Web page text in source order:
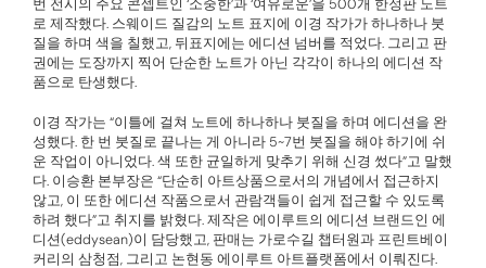
번 전시의 주요 콘셉트인 ‘소중한’과 ‘여유로운’을 500개 한정판 노트
로 제작했다. 스웨이드 질감의 노트 표지에 이경 작가가 하나하나 붓
질을 하며 색을 칠했고, 뒤표지에는 에디션 넘버를 적었다. 그리고 판
권에는 도장까지 찍어 단순한 노트가 아닌 각각이 하나의 에디션 작
품으로 탄생했다.
이경 작가는 “이틀에 걸쳐 노트에 하나하나 붓질을 하며 에디션을 완
성했다. 한 번 붓질로 끝나는 게 아니라 5~7번 붓질을 해야 하기에 쉬
운 작업이 아니었다. 색 또한 균일하게 맞추기 위해 신경 썼다”고 말했
다. 이승환 본부장은 “단순히 아트상품으로서의 개념에서 접근하지
않고, 이 또한 에디션 작품으로서 관람객들이 쉽게 접근할 수 있도록
하려 했다”고 취지를 밝혔다. 제작은 에이루트의 에디션 브랜드인 에
디션(eddysean)이 담당했고, 판매는 가로수길 챕터원과 프린트베이
커리의 삼청점, 그리고 논현동 에이루트 아트플랫폼에서 이뤄진다.